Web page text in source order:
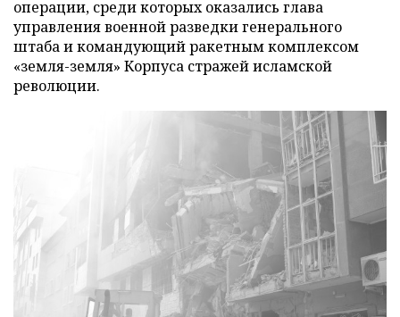
операции, среди которых оказались глава
управления военной разведки генерального
штаба и командующий ракетным комплексом
«земля-земля» Корпуса стражей исламской
революции.